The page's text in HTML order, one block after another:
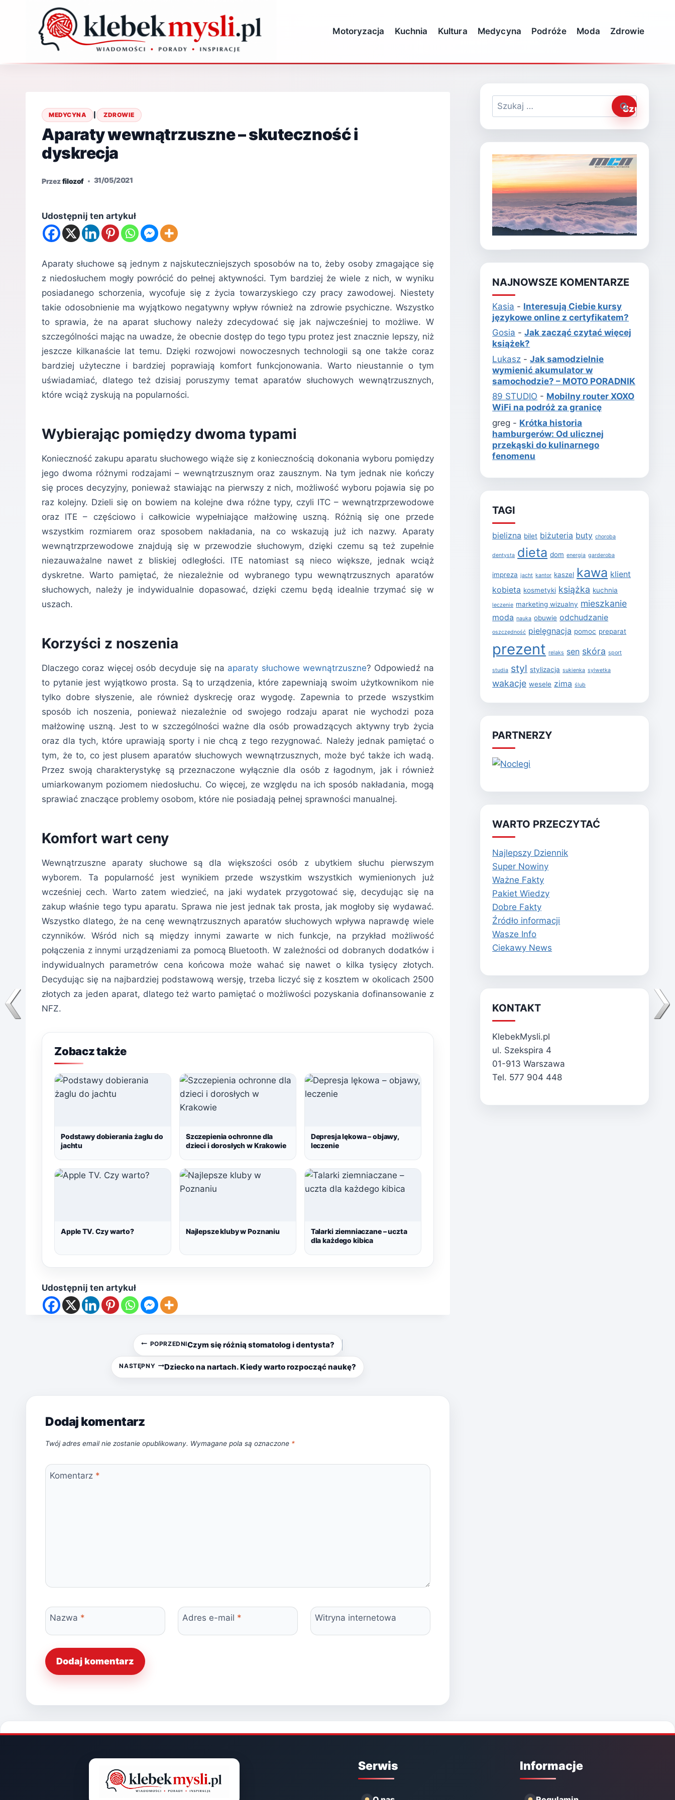
Motoryzacja Kuchnia Kultura Medycyna Podróże Moda Zdrowie
MEDYCYNA | ZDROWIE
Aparaty wewnątrzuszne – skuteczność i
dyskrecja
Przezfilozof 31/05/2021
Udostępnij ten artykuł
Aparaty słuchowe są jednym z najskuteczniejszych sposobów na to, żeby osoby zmagające się
z niedosłuchem mogły powrócić do pełnej aktywności. Tym bardziej że wiele z nich, w wyniku
posiadanego schorzenia, wycofuje się z życia towarzyskiego czy pracy zawodowej. Niestety
takie odosobnienie ma wyjątkowo negatywny wpływ również na zdrowie psychiczne. Wszystko
to sprawia, że na aparat słuchowy należy zdecydować się jak najwcześniej to możliwe. W
szczególności mając na uwadze, że obecnie dostęp do tego typu protez jest znacznie lepszy, niż
jeszcze kilkanaście lat temu. Dzięki rozwojowi nowoczesnych technologii są one także coraz
bardziej użyteczne i bardziej poprawiają komfort funkcjonowania. Warto nieustannie o tym
uświadamiać, dlatego też dzisiaj poruszymy temat aparatów słuchowych wewnątrzusznych,
które wciąż zyskują na popularności.
Wybierając pomiędzy dwoma typami
Konieczność zakupu aparatu słuchowego wiąże się z koniecznością dokonania wyboru pomiędzy
jego dwoma różnymi rodzajami – wewnątrzusznym oraz zausznym. Na tym jednak nie kończy
się proces decyzyjny, ponieważ stawiając na pierwszy z nich, możliwość wyboru pojawia się po
raz kolejny. Dzieli się on bowiem na kolejne dwa różne typy, czyli ITC – wewnątrzprzewodowe
oraz ITE – częściowo i całkowicie wypełniające małżowinę uszną. Różnią się one przede
wszystkim rozmiarem oraz sposobem nakładania, na co wskazują już ich nazwy. Aparaty
wewnątrzprzewodowe znajdują się w przewodzie słuchowym, dzięki czemu są też zupełnie
niezauważalne nawet z bliskiej odległości. ITE natomiast są nieco większe, jednak wciąż
dyskretne. Warto pamiętać, że niezależnie od wybranego typu wewnątrzusznych aparatów
słuchowych, należy je indywidualnie dopasować, dzięki czemu będą idealnie trzymać się w
uszach.
Korzyści z noszenia
Dlaczego coraz więcej osób decyduje się na aparaty słuchowe wewnątrzuszne? Odpowiedź na
to pytanie jest wyjątkowo prosta. Są to urządzenia, które zapewniają swoim użytkownikom nie
tylko dobre słyszenie, ale również dyskrecję oraz wygodę. Zapewnia to przede wszystkim
sposób ich noszenia, ponieważ niezależnie od swojego rodzaju aparat nie wychodzi poza
małżowinę uszną. Jest to w szczególności ważne dla osób prowadzących aktywny tryb życia
oraz dla tych, które uprawiają sporty i nie chcą z tego rezygnować. Należy jednak pamiętać o
tym, że to, co jest plusem aparatów słuchowych wewnątrzusznych, może być także ich wadą.
Przez swoją charakterystykę są przeznaczone wyłącznie dla osób z łagodnym, jak i również
umiarkowanym poziomem niedosłuchu. Co więcej, ze względu na ich sposób nakładania, mogą
sprawiać znaczące problemy osobom, które nie posiadają pełnej sprawności manualnej.
Komfort wart ceny
Wewnątrzuszne aparaty słuchowe są dla większości osób z ubytkiem słuchu pierwszym
wyborem. Ta popularność jest wynikiem przede wszystkim wszystkich wymienionych już
wcześniej cech. Warto zatem wiedzieć, na jaki wydatek przygotować się, decydując się na
zakup właśnie tego typu aparatu. Sprawa nie jest jednak tak prosta, jak mogłoby się wydawać.
Wszystko dlatego, że na cenę wewnątrzusznych aparatów słuchowych wpływa naprawdę wiele
czynników. Wśród nich są między innymi zawarte w nich funkcje, na przykład możliwość
połączenia z innymi urządzeniami za pomocą Bluetooth. W zależności od dobranych dodatków i
indywidualnych parametrów cena końcowa może wahać się nawet o kilka tysięcy złotych.
Decydując się na najbardziej podstawową wersję, trzeba liczyć się z kosztem w okolicach 2500
złotych za jeden aparat, dlatego też warto pamiętać o możliwości pozyskania dofinansowanie z
NFZ.
Zobacz także
Podstawy dobierania żaglu do
jachtu
Szczepienia ochronne dla
dzieci i dorosłych w Krakowie
Depresja lękowa – objawy,
leczenie
Apple TV. Czy warto? Najlepsze kluby w Poznaniu
Talarki ziemniaczane – uczta
dla każdego kibica
Udostępnij ten artykuł
POPRZEDNICzym się różnią stomatolog i dentysta?
NASTĘPNY Dziecko na nartach. Kiedy warto rozpocząć naukę?
Dodaj komentarz
Twój adres email nie zostanie opublikowany. Wymagane pola są oznaczone *
Komentarz *
Nazwa * Adres e-mail * Witryna internetowa
Szukaj:
NAJNOWSZE KOMENTARZE
Kasia - Interesują Ciebie kursy
językowe online z certyfikatem?
Gosia -Jak zacząć czytać więcej
książek?
Lukasz -Jak samodzielnie
wymienić akumulator w
samochodzie? – MOTO PORADNIK
89 STUDIO - Mobilny router XOXO
WiFi na podróż za granicę
greg - Krótka historia
hamburgerów: Od ulicznej
przekąski do kulinarnego
fenomenu
TAGI
bielizna bilet biżuteria buty choroba
dentysta dieta dom energia garderoba
impreza jacht kantor kaszel kawa klient
kobieta kosmetyki książka kuchnia
leczenie marketing wizualny mieszkanie
moda nauka obuwie odchudzanie
oszczędność pielęgnacja pomoc preparat
prezent relaks sen skóra sport
studia styl stylizacja sukienka sylwetka
wakacje wesele zima ślub
PARTNERZY
WARTO PRZECZYTAĆ
Najlepszy Dziennik
Super Nowiny
Ważne Fakty
Pakiet Wiedzy
Dobre Fakty
Źródło informacji
Wasze Info
Ciekawy News
KONTAKT
KlebekMysli.pl
ul. Szekspira 4
01-913 Warszawa
Tel. 577 904 448
Serwis Informacje